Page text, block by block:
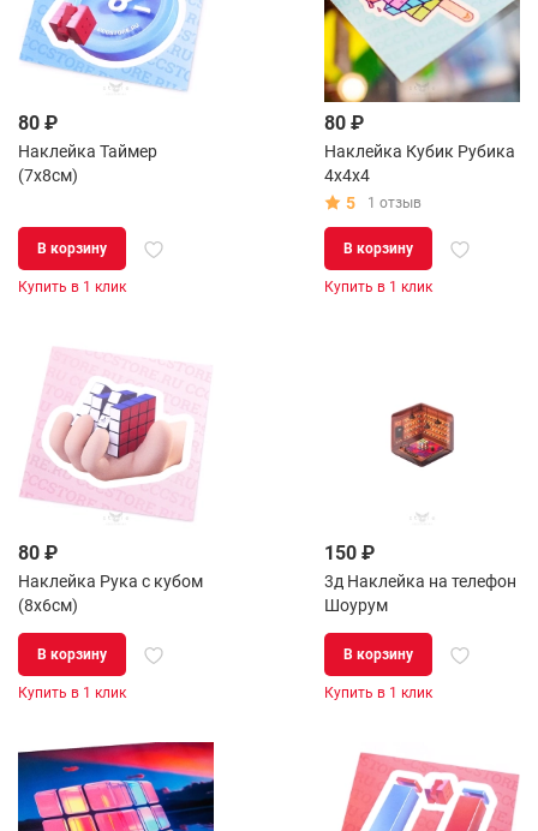
80 ₽
Наклейка Таймер
(7х8см)
В корзину
Купить в 1 клик
80 ₽
Наклейка Кубик Рубика
4x4x4
5
1 отзыв
В корзину
Купить в 1 клик
80 ₽
Наклейка Рука с кубом
(8х6см)
В корзину
Купить в 1 клик
150 ₽
3д Наклейка на телефон
Шоурум
В корзину
Купить в 1 клик